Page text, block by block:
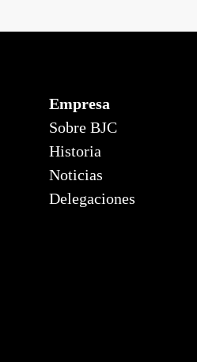
Empresa
Sobre BJC
Historia
Noticias
Delegaciones